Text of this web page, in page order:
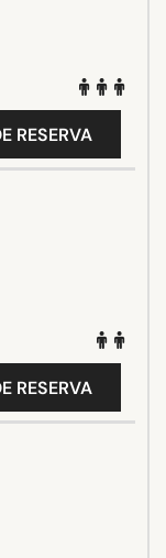
RESERVA
RESERVA